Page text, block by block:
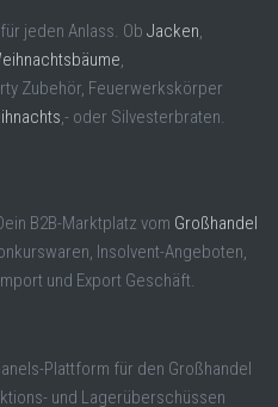
jeden Anlass. Ob Jacken,
,
Zubehör, Feuerwerkskörper
,- oder Silvesterbraten.
B2B-Marktplatz vom Großhandel
Insolvent-Angeboten,
und Export Geschäft.
Plattform für den Großhandel
und Lagerüberschüssen